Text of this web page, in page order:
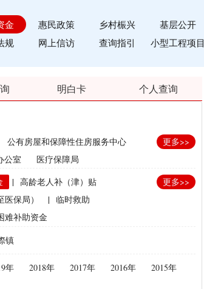
金 惠民政策 乡村桭兴
基层公开
规 网上信访 查询指引 小型工程项目
明白卡 个人查询
公有房屋和保障性住房服务中心
公室 医疗保障局
更多>>
| 高龄老人补（津）贴
保局） | 临时救助
难补助资金
部分计划生育家庭奖励
（已结束）
更多>>
镇
年 2018年 2017年 2016年
2015年